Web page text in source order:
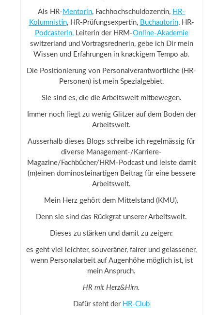
Als HR- Mentorin, Fachhochschuldozentin, HR-
Kolumnistin, HR-Prüfungsexpertin, Buchautorin, HR-
Podcasterin,Leiterin der HRM-Online-Akademie
switzerland und Vortragsrednerin, gebe ich Dir mein
Wissen und Erfahrungen in knackigem Tempo ab.
Die Positionierung von Personalverantwortliche (HR-
Personen) ist mein Spezialgebiet.
Sie sind es, die die Arbeitswelt mitbewegen.
Immer noch liegt zu wenig Glitzer auf dem Boden der
Arbeitswelt.
Ausserhalb dieses Blogs schreibe ich regelmässig für
diverse Management-/Karriere-
Magazine/Fachbücher/HRM-Podcast und leiste damit
(m)einen dominosteinartigen Beitrag für eine bessere
Arbeitswelt.
Mein Herz gehört dem Mittelstand (KMU).
Denn sie sind das Rückgrat unserer Arbeitswelt.
Dieses zu stärken und damit zu zeigen:
es geht viel leichter, souveräner, fairer und gelassener,
wenn Personalarbeit auf Augenhöhe möglich ist, ist
mein Anspruch.
HR mit Herz&Hirn.
Dafür steht der HR-Club